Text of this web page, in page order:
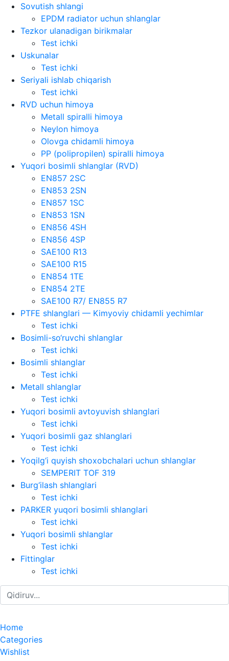
Sovutish shlangi
EPDM radiator uchun shlanglar
Tezkor ulanadigan birikmalar
Test ichki
Uskunalar
Test ichki
Seriyali ishlab chiqarish
Test ichki
RVD uchun himoya
Metall spiralli himoya
Neylon himoya
Olovga chidamli himoya
PP (polipropilen) spiralli himoya
Yuqori bosimli shlanglar (RVD)
EN857 2SC
EN853 2SN
EN857 1SC
EN853 1SN
EN856 4SH
EN856 4SP
SAE100 R13
SAE100 R15
EN854 1TE
EN854 2TE
SAE100 R7/ EN855 R7
PTFE shlanglari — Kimyoviy chidamli yechimlar
Test ichki
Bosimli-so‘ruvchi shlanglar
Test ichki
Bosimli shlanglar
Test ichki
Metall shlanglar
Test ichki
Yuqori bosimli avtoyuvish shlanglari
Test ichki
Yuqori bosimli gaz shlanglari
Test ichki
Yoqilg‘i quyish shoxobchalari uchun shlanglar
SEMPERIT TOF 319
Burg‘ilash shlanglari
Test ichki
PARKER yuqori bosimli shlanglari
Test ichki
Yuqori bosimli shlanglar
Test ichki
Fittinglar
Test ichki
Home
Categories
Wishlist